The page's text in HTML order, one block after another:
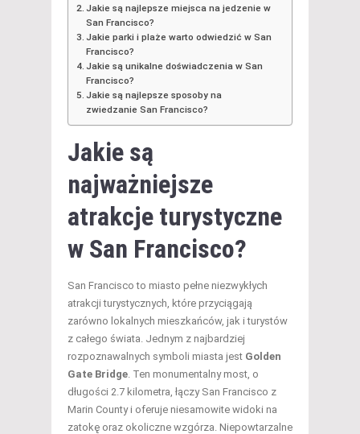
Jakie są najlepsze miejsca na jedzenie w
San Francisco?
Jakie parki i plaże warto odwiedzić w San
Francisco?
Jakie są unikalne doświadczenia w San
Francisco?
Jakie są najlepsze sposoby na
zwiedzanie San Francisco?
Jakie są
najważniejsze
atrakcje turystyczne
w San Francisco?
San Francisco to miasto pełne niezwykłych
atrakcji turystycznych, które przyciągają
zarówno lokalnych mieszkańców, jak i turystów
z całego świata. Jednym z najbardziej
rozpoznawalnych symboli miasta jest Golden
Gate Bridge . Ten monumentalny most, o
długości 2.7 kilometra, łączy San Francisco z
Marin County i oferuje niesamowite widoki na
zatokę oraz okoliczne wzgórza. Niepowtarzalne